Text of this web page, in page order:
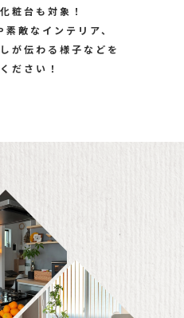
粧台も対象！
敵なインテリア、
が伝わる様子などを
ださい！